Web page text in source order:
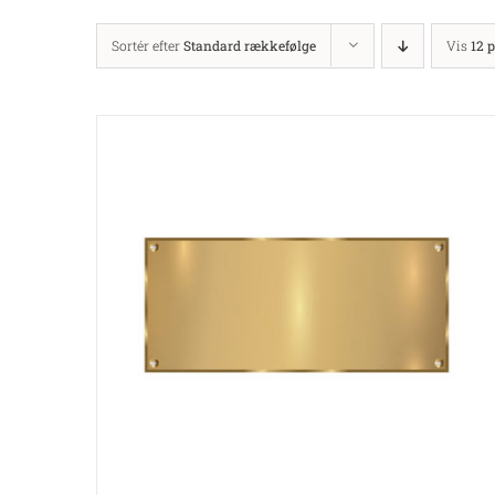
Sortér efterStandard rækkefølge Vis12